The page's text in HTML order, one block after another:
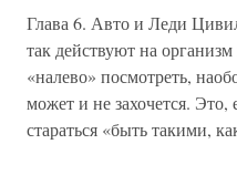
Глава 6. Авто и Леди
так действуют на
«налево» посмотреть,
может и не захочется. Это,
стараться «быть такими,